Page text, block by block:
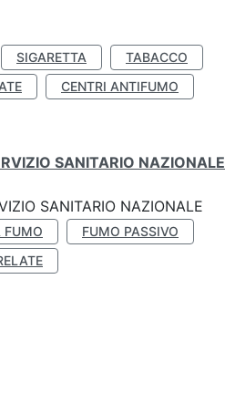
SIGARETTA
TABACCO
CENTRI ANTIFUMO
SANITARIO NAZIONALE
SANITARIO NAZIONALE
FUMO
FUMO PASSIVO